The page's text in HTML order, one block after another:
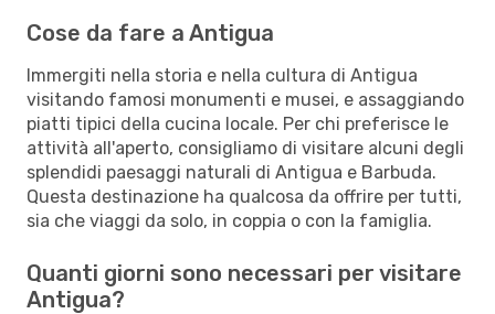
Cose da fare a Antigua
Immergiti nella storia e nella cultura di Antigua
visitando famosi monumenti e musei, e assaggiando
piatti tipici della cucina locale. Per chi preferisce le
attività all'aperto, consigliamo di visitare alcuni degli
splendidi paesaggi naturali di Antigua e Barbuda.
Questa destinazione ha qualcosa da offrire per tutti,
sia che viaggi da solo, in coppia o con la famiglia.
Quanti giorni sono necessari per visitare
Antigua?